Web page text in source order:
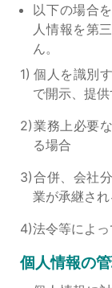
以下の場合
人情報を第
ん。
個人を識別
で開示、提
業務上必要
る場合
合併、会社
業が承継さ
法令等によ
個人情報の